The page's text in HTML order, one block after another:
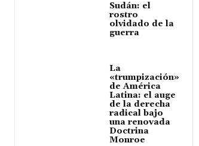
Sudán: el
rostro
olvidado de la
guerra
La
«trumpización»
de América
Latina: el auge
de la derecha
radical bajo
una renovada
Doctrina
Monroe